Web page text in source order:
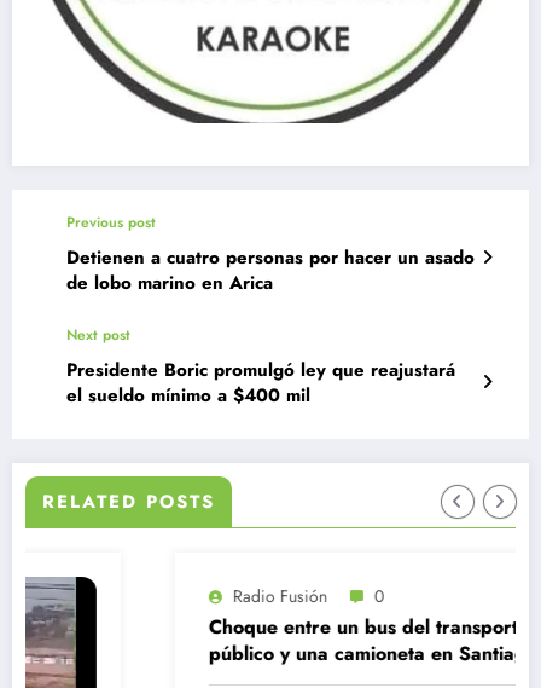
Previous post
Detienen a cuatro personas por hacer un asado
de lobo marino en Arica
Next post
Presidente Boric promulgó ley que reajustará
el sueldo mínimo a $400 mil
RELATED POSTS
Radio Fusión 0
Choque entre un bus del transporte
público y una camioneta en Santiago